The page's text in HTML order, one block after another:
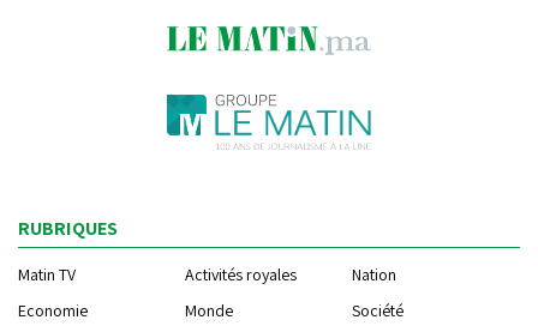
RUBRIQUES
Matin TV Activités royales
Nation
Economie
Monde
Société